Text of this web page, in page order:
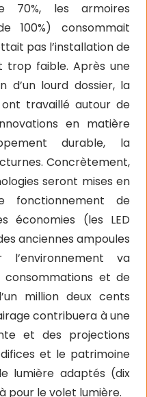
70%, les armoires
100%) consommait
pas l’installation de
trop faible. Après une
d’un lourd dossier, la
travaillé autour de
en matière
durable, la
Concrètement,
seront mises en
fonctionnement de
économies (les LED
anciennes ampoules
l’environnement va
et de
million deux cents
contribuera à une
et des projections
et le patrimoine
lumière adaptés (dix
pour le volet lumière.